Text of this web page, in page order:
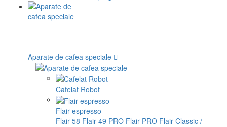
Aparate de cafea speciale
Cafelat Robot
Flair espresso
Flair 58 Flair 49 PRO Flair PRO Flair Classic /